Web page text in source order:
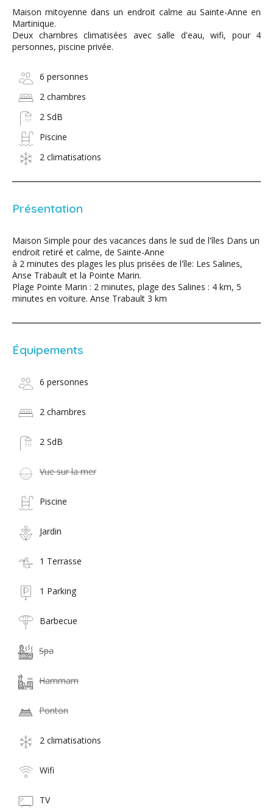
Maison mitoyenne dans un endroit calme au Sainte-Anne en
Martinique.
Deux chambres climatisées avec salle d'eau, wifi, pour 4
personnes, piscine privée.
6 personnes
2 chambres
2 SdB
Piscine
2 climatisations
Présentation
Maison Simple pour des vacances dans le sud de l'îles Dans un
endroit retiré et calme, de Sainte-Anne
à 2 minutes des plages les plus prisées de l'île: Les Salines,
Anse Trabault et la Pointe Marin.
Plage Pointe Marin : 2 minutes, plage des Salines : 4 km, 5
minutes en voiture. Anse Trabault 3 km
Équipements
6 personnes
2 chambres
2 SdB
Vue sur la mer
Piscine
Jardin
1 Terrasse
1 Parking
Barbecue
Spa
Hammam
Ponton
2 climatisations
Wifi
TV